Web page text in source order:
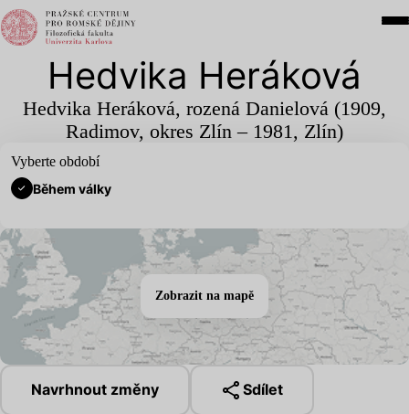
Hedvika Heráková
Hedvika Heráková, rozená Danielová (1909,
Radimov, okres Zlín – 1981, Zlín)
Vyberte období
Během války
Zobrazit na mapě
Navrhnout změny Sdílet